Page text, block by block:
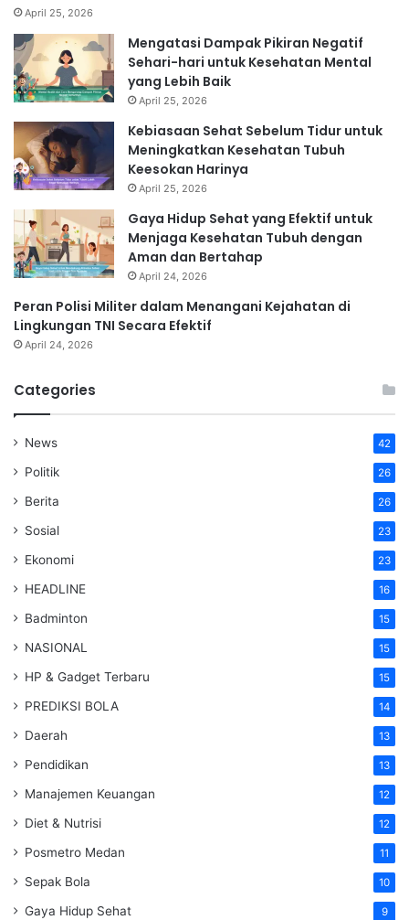
April 25, 2026
Mengatasi Dampak Pikiran Negatif
Sehari-hari untuk Kesehatan Mental
yang Lebih Baik
April 25, 2026
Kebiasaan Sehat Sebelum Tidur untuk
Meningkatkan Kesehatan Tubuh
Keesokan Harinya
April 25, 2026
Gaya Hidup Sehat yang Efektif untuk
Menjaga Kesehatan Tubuh dengan
Aman dan Bertahap
April 24, 2026
Peran Polisi Militer dalam Menangani Kejahatan di
Lingkungan TNI Secara Efektif
April 24, 2026
Categories
News 42
Politik 26
Berita 26
Sosial 23
Ekonomi 23
HEADLINE 16
Badminton 15
NASIONAL 15
HP & Gadget Terbaru 15
PREDIKSI BOLA 14
Daerah 13
Pendidikan 13
Manajemen Keuangan 12
Diet & Nutrisi 12
Posmetro Medan 11
Sepak Bola 10
Gaya Hidup Sehat 9